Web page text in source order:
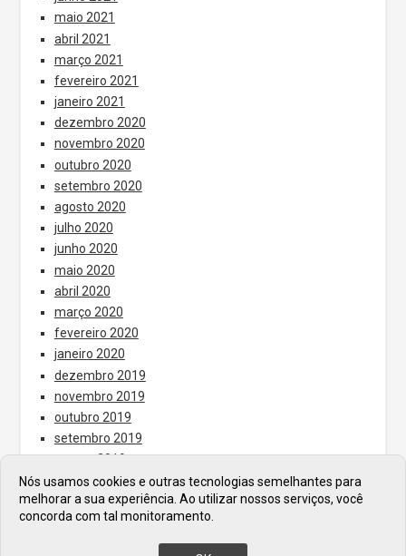
maio 2021
abril 2021
março 2021
fevereiro 2021
janeiro 2021
dezembro 2020
novembro 2020
outubro 2020
setembro 2020
agosto 2020
julho 2020
junho 2020
maio 2020
abril 2020
março 2020
fevereiro 2020
janeiro 2020
dezembro 2019
novembro 2019
outubro 2019
setembro 2019
agosto 2019
julho 2019
junho 2019
maio 2019
Nós usamos cookies e outras tecnologias semelhantes para
melhorar a sua experiência. Ao utilizar nossos serviços, você
concorda com tal monitoramento.